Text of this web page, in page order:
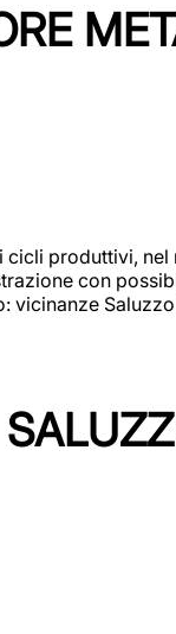
produttivi,
con
vicinanze